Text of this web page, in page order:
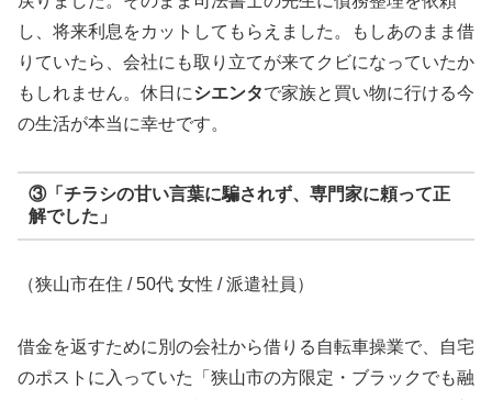
し、将来利息をカットしてもらえました。もしあのまま借
りていたら、会社にも取り立てが来てクビになっていたか
もしれません。休日にシエンタで家族と買い物に行ける今
の生活が本当に幸せです。
③「チラシの甘い言葉に騙されず、専門家に頼って正
解でした」
（狭山市在住 / 50代 女性 / 派遣社員）
借金を返すために別の会社から借りる自転車操業で、自宅
のポストに入っていた「狭山市の方限定・ブラックでも融